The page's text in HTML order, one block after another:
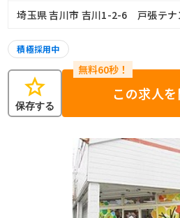
埼玉県 吉川市 吉川1-2-6 戸張テナ
積極採用中
star
保存する
この求人